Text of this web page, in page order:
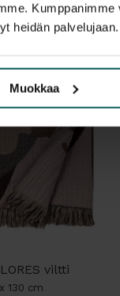
heidän palvelujaan.
Muokkaa
viltti
130 cm